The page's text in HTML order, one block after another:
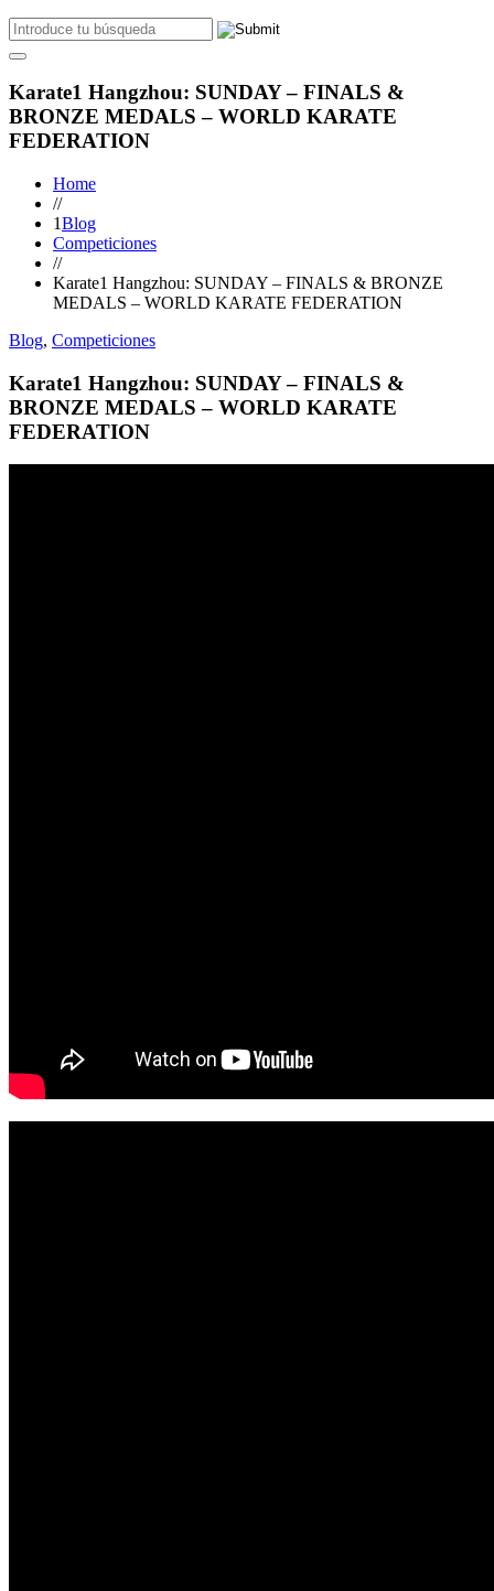
Karate1 Hangzhou: SUNDAY – FINALS &
BRONZE MEDALS – WORLD KARATE
FEDERATION
Home
//
1Blog
Competiciones
//
Karate1 Hangzhou: SUNDAY – FINALS & BRONZE
MEDALS – WORLD KARATE FEDERATION
Blog, Competiciones
Karate1 Hangzhou: SUNDAY – FINALS &
BRONZE MEDALS – WORLD KARATE
FEDERATION